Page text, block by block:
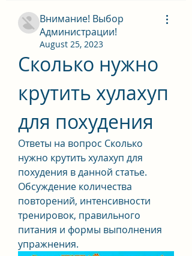
Внимание! Выбор
Администрации!
August 25, 2023
Сколько нужно
крутить хулахуп
для похудения
Ответы на вопрос Сколько
нужно крутить хулахуп для
похудения в данной статье.
Обсуждение количества
повторений, интенсивности
тренировок, правильного
питания и формы выполнения
упражнения.